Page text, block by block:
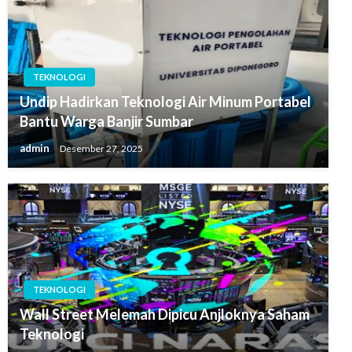
TEKNOLOGI
Undip Hadirkan Teknologi Air Minum Portabel
Bantu Warga Banjir Sumbar
admin Desember 27, 2025
TEKNOLOGI
Wall Street Melemah Dipicu Anjloknya Saham
Teknologi